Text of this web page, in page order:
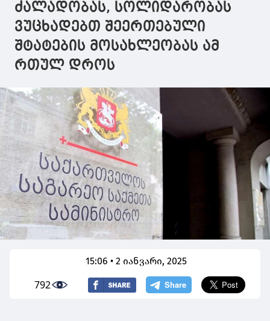
ძალადობას, სოლიდარობას
ვუცხადებთ შეერთებული
შტატების მოსახლეობას ამ
რთულ დროს
15:06 • 2 იანვარი, 2025
792